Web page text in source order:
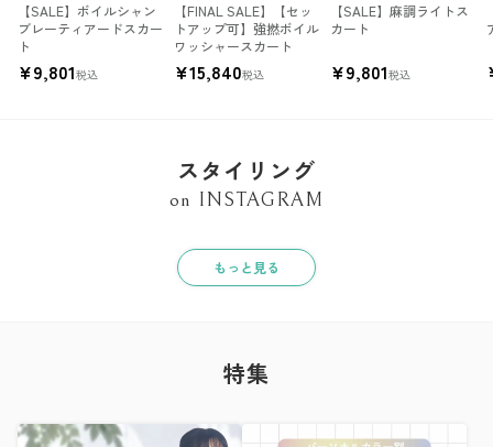
【SALE】ボイルシャン
ブレーティアードスカー
ト
¥9,801税込
【FINAL SALE】【セッ
トアップ可】強撚ボイル
ワッシャースカート
¥15,840税込
【SALE】麻調ライトス
カート
¥9,801税込
スタイリング
on INSTAGRAM
もっと見る
特集